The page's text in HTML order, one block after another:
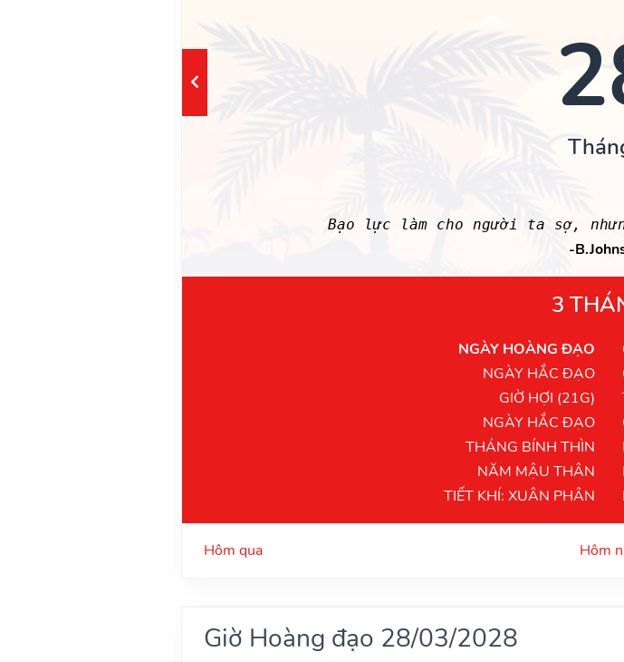
Bạo lực làm cho người ta sợ,
-
3
NGÀY HOÀNG ĐẠO
NGÀY HẮC ĐẠO
GIỜ HỢI (21G)
NGÀY HẮC ĐẠO
THÁNG BÍNH THÌN
NĂM MẬU THÂN
TIẾT KHÍ: XUÂN PHÂN
Hôm qua Hôm
Giờ Hoàng đạo 28/03/2028